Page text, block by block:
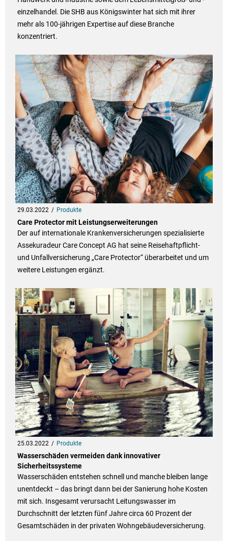
einzelhandel. Die SHB aus Königswinter hat sich mit ihrer
mehr als 100-jährigen Expertise auf diese Branche
konzentriert.
29.03.2022 Produkte
Care Protector mit Leistungserweiterungen
Der auf internationale Krankenversicherungen spezialisierte
Assekuradeur Care Concept AG hat seine Reisehaftpflicht-
und Unfallversicherung „Care Protector“ überarbeitet und um
weitere Leistungen ergänzt.
25.03.2022 Produkte
Wasserschäden vermeiden dank innovativer
Sicherheitssysteme
Wasserschäden entstehen schnell und manche bleiben lange
unentdeckt – das bringt dann bei der Sanierung hohe Kosten
mit sich. Insgesamt verursacht Leitungswasser im
Durchschnitt der letzten fünf Jahre circa 60 Prozent der
Gesamtschäden in der privaten Wohngebäudeversicherung.